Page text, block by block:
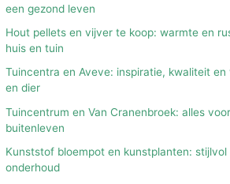
een gezond leven
Hout pellets en vijver te koop: warmte en
huis en tuin
Tuincentra en Aveve: inspiratie, kwaliteit
en dier
Tuincentrum en Van Cranenbroek: alles
buitenleven
Kunststof bloempot en kunstplanten: stijlvol
onderhoud